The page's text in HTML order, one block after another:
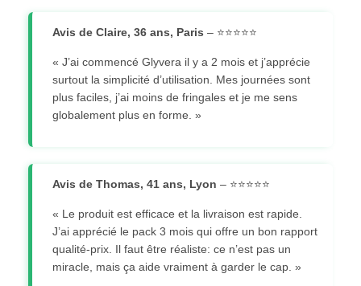
Avis de Claire, 36 ans, Paris – ⭐⭐⭐⭐⭐
« J’ai commencé Glyvera il y a 2 mois et j’apprécie
surtout la simplicité d’utilisation. Mes journées sont
plus faciles, j’ai moins de fringales et je me sens
globalement plus en forme. »
Avis de Thomas, 41 ans, Lyon – ⭐⭐⭐⭐⭐
« Le produit est efficace et la livraison est rapide.
J’ai apprécié le pack 3 mois qui offre un bon rapport
qualité-prix. Il faut être réaliste: ce n’est pas un
miracle, mais ça aide vraiment à garder le cap. »